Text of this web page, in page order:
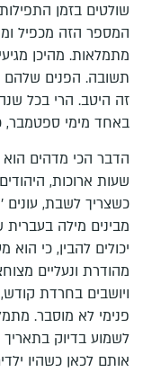
שולטים בזמן
המספר הזה מכפיל
מתמלאות. מהיכן
תשובה. הפנים שלהם
זה היטב. הרי בכל
באחד מימי ספטמבר,
הדבר הכי מדהים
שעות ארוכות,
כשצריך לשבת,
מבינים מילה
יכולים להבין, כי
מהודרת ונעליים
ויושבים בחרדת
פנימי לא מוסבר.
לשמוע בדיוק
אותם לכאן כשהיו